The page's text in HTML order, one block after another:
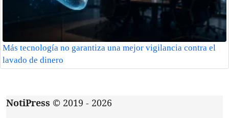
Más tecnología no garantiza una mejor vigilancia contra el
lavado de dinero
NotiPress © 2019 - 2026